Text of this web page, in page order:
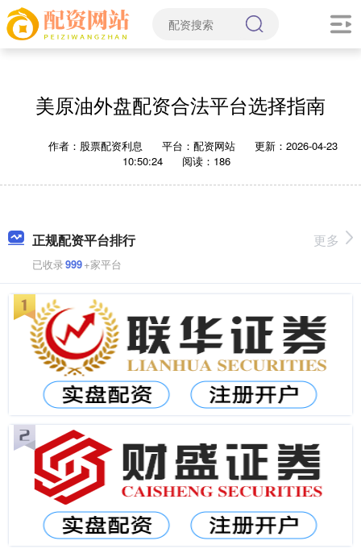
美原油外盘配资合法平台选择指南
作者：股票配资利息 平台：配资网站
更新：2026-04-23
10:50:24
阅读：186
正规配资平台排行
已收录999+家平台
更多